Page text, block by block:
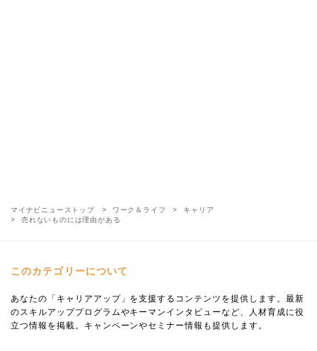
マイナビニューストップ ワーク＆ライフ
キャリア
売れないものには理由がある
このカテゴリーについて
あなたの「キャリアアップ」を支援するコンテンツを提供します。最新
のスキルアッププログラムやキーマンインタビューなど、人材育成に役
立つ情報を掲載。キャンペーンやセミナー情報も提供します。